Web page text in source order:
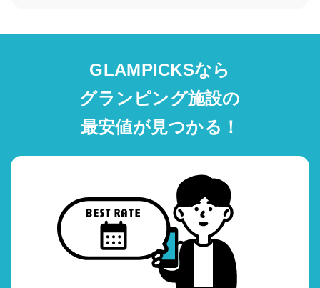
GLAMPICKSなら
グランピング施設の
最安値が見つかる！